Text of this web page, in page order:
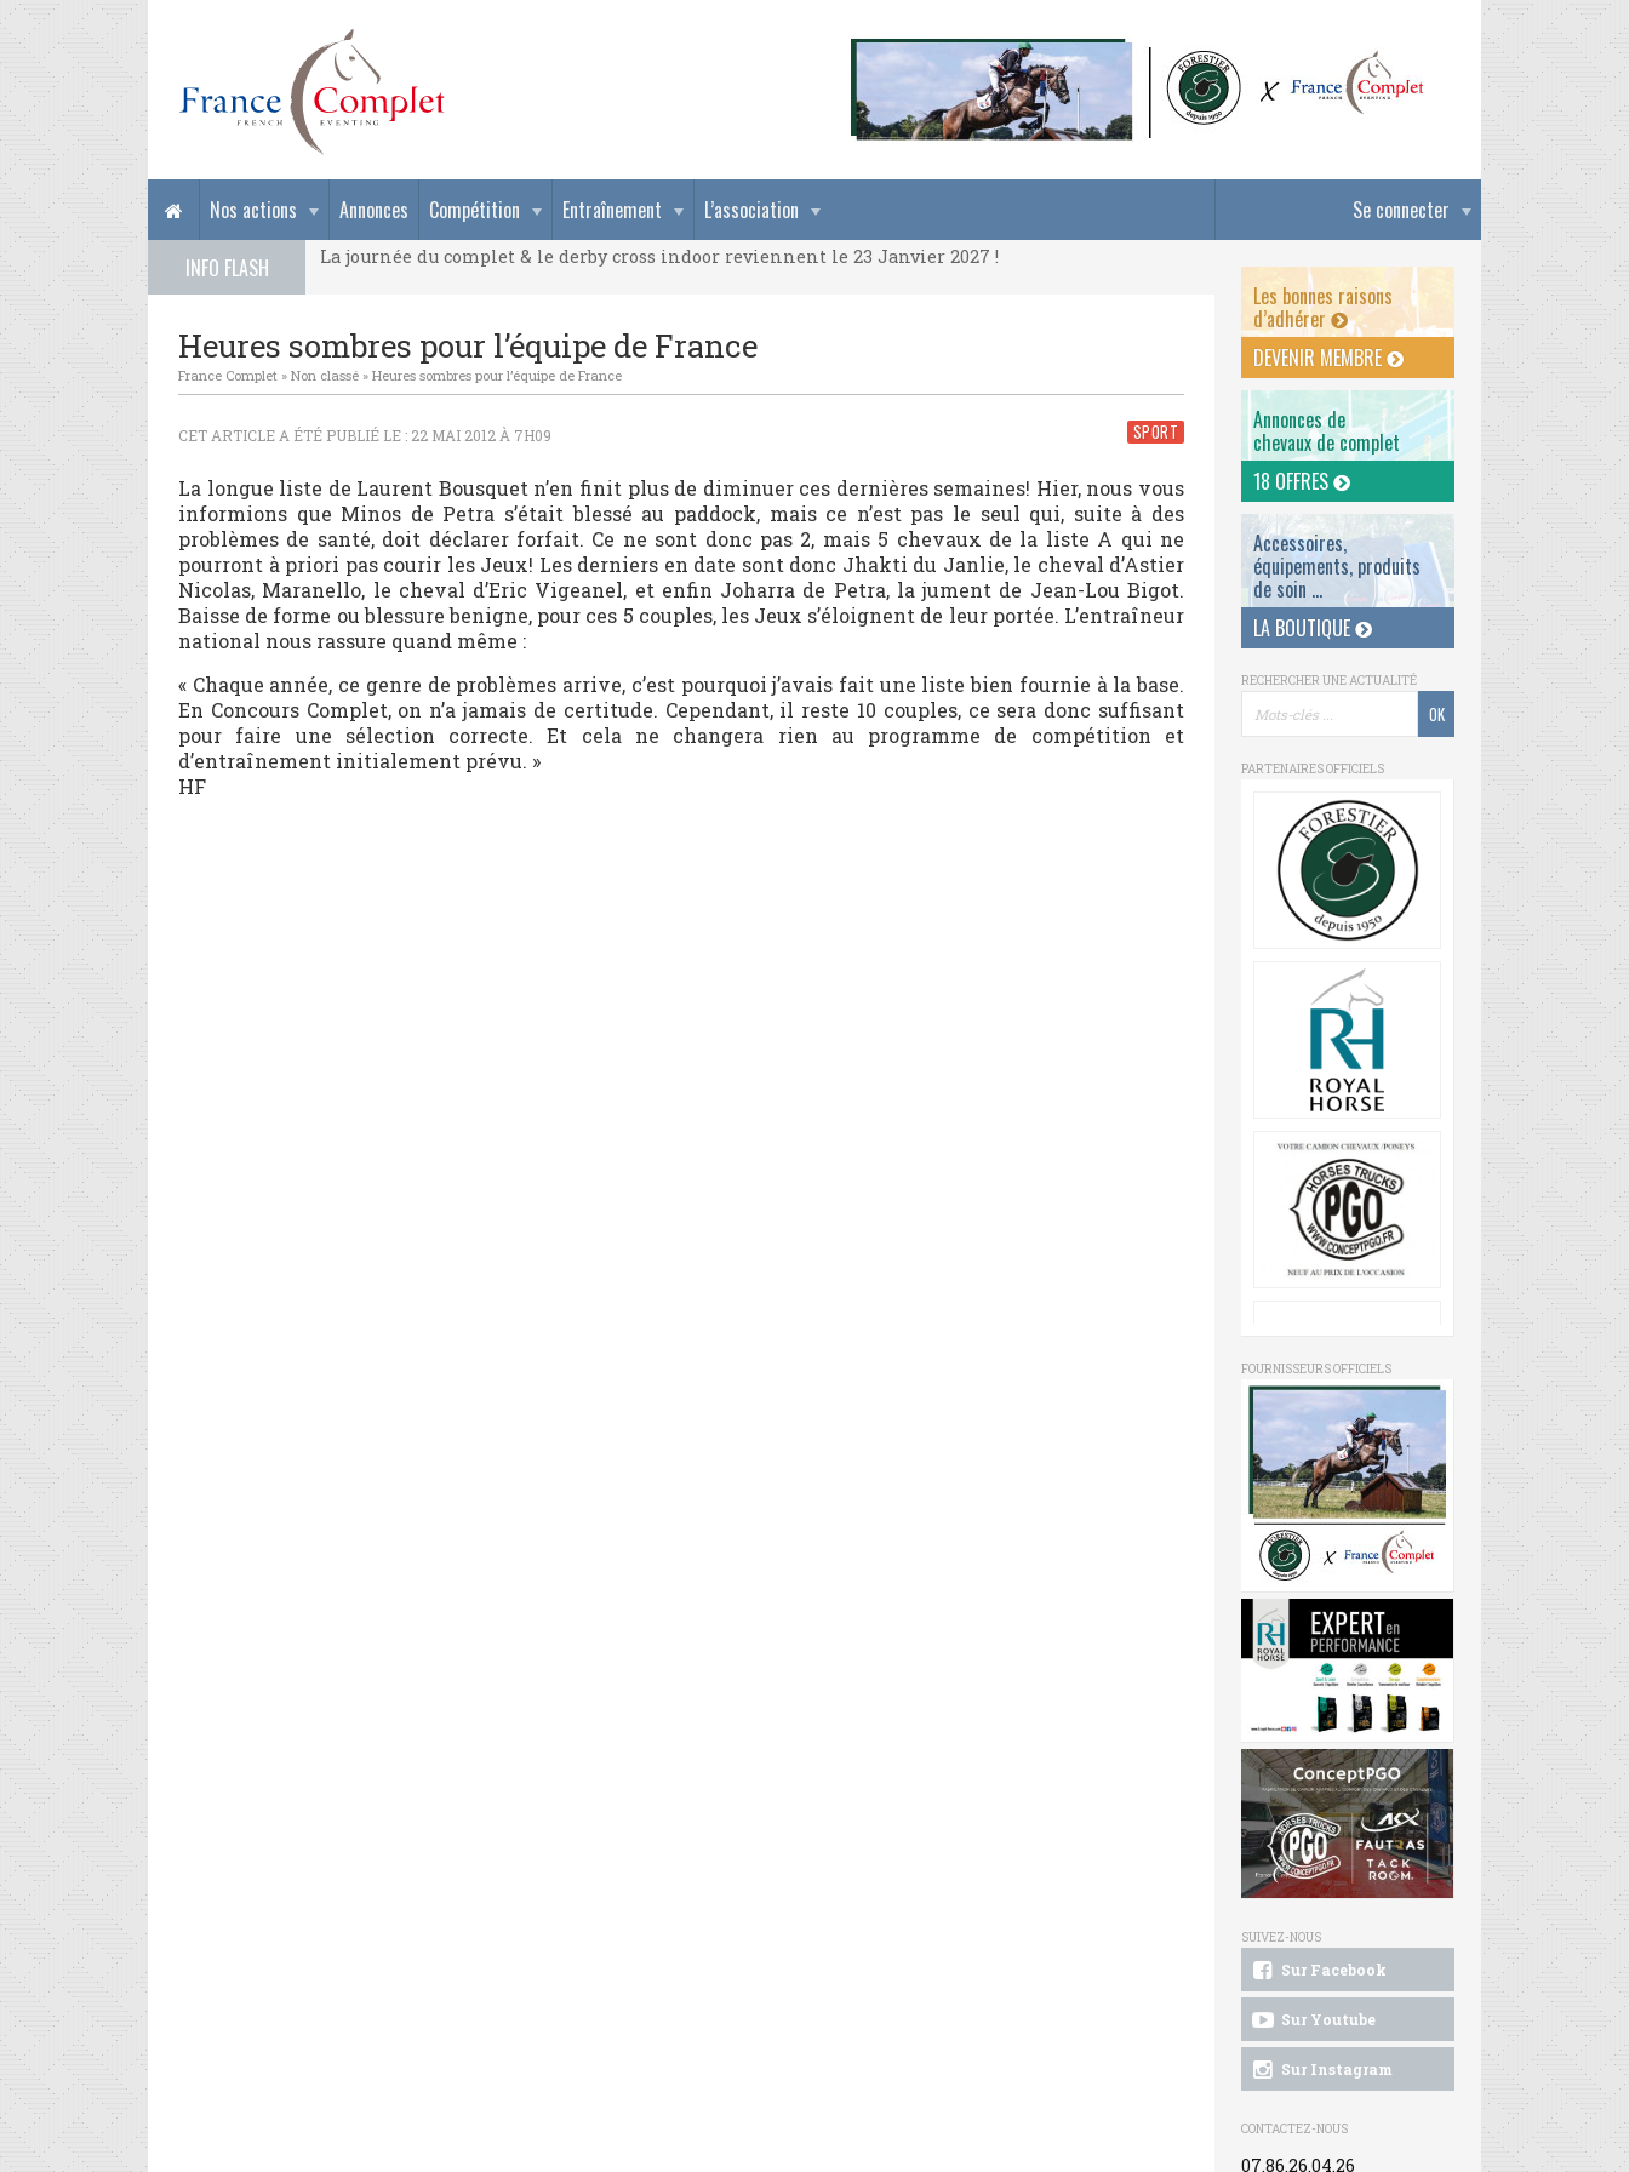
Se connecter
Nos actions Annonces Compétition Entraînement
L’association
INFO FLASH
La journée du complet & le derby cross indoor reviennent le 23 Janvier 2027 !
La journée du complet & le derby cross indoor reviennent le 23 Janvier 2027 !
Heures sombres pour l’équipe de France
France Complet » Non classé » Heures sombres pour l’équipe de France
SPORT
CET ARTICLE A ÉTÉ PUBLIÉ LE : 22 MAI 2012 À 7H09
La longue liste de Laurent Bousquet n’en finit plus de diminuer ces dernières semaines! Hier, nous vous
informions que Minos de Petra s’était blessé au paddock, mais ce n’est pas le seul qui, suite à des
problèmes de santé, doit déclarer forfait. Ce ne sont donc pas 2, mais 5 chevaux de la liste A qui ne
pourront à priori pas courir les Jeux! Les derniers en date sont donc Jhakti du Janlie, le cheval d’Astier
Nicolas, Maranello, le cheval d’Eric Vigeanel, et enfin Joharra de Petra, la jument de Jean-Lou Bigot.
Baisse de forme ou blessure benigne, pour ces 5 couples, les Jeux s’éloignent de leur portée. L’entraîneur
national nous rassure quand même :
« Chaque année, ce genre de problèmes arrive, c’est pourquoi j’avais fait une liste bien fournie à la base.
En Concours Complet, on n’a jamais de certitude. Cependant, il reste 10 couples, ce sera donc suffisant
pour faire une sélection correcte. Et cela ne changera rien au programme de compétition et
d’entraînement initialement prévu. »
HF
Les bonnes raisons
d’adhérer
DEVENIR MEMBRE
Annonces de
chevaux de complet
18 OFFRES
Accessoires,
équipements, produits
de soin ...
LA BOUTIQUE
RECHERCHER UNE ACTUALITÉ
PARTENAIRES OFFICIELS
FOURNISSEURS OFFICIELS
SUIVEZ-NOUS
Sur Facebook
Sur Youtube
Sur Instagram
CONTACTEZ-NOUS
07.86.26.04.26